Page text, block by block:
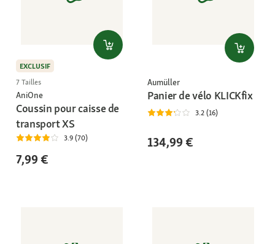
EXCLUSIF
7 Tailles
AniOne
Coussin pour caisse de
transport XS
3.9 (70)
7,99 €
Aumüller
Panier de vélo KLICKfix
3.2 (16)
134,99 €